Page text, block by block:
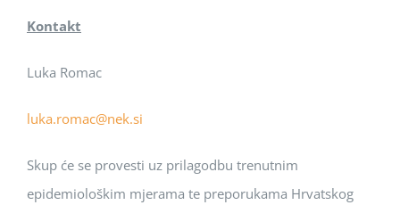
Kontakt
Luka Romac
luka.romac@nek.si
Skup će se provesti uz prilagodbu trenutnim
epidemiološkim mjerama te preporukama Hrvatskog